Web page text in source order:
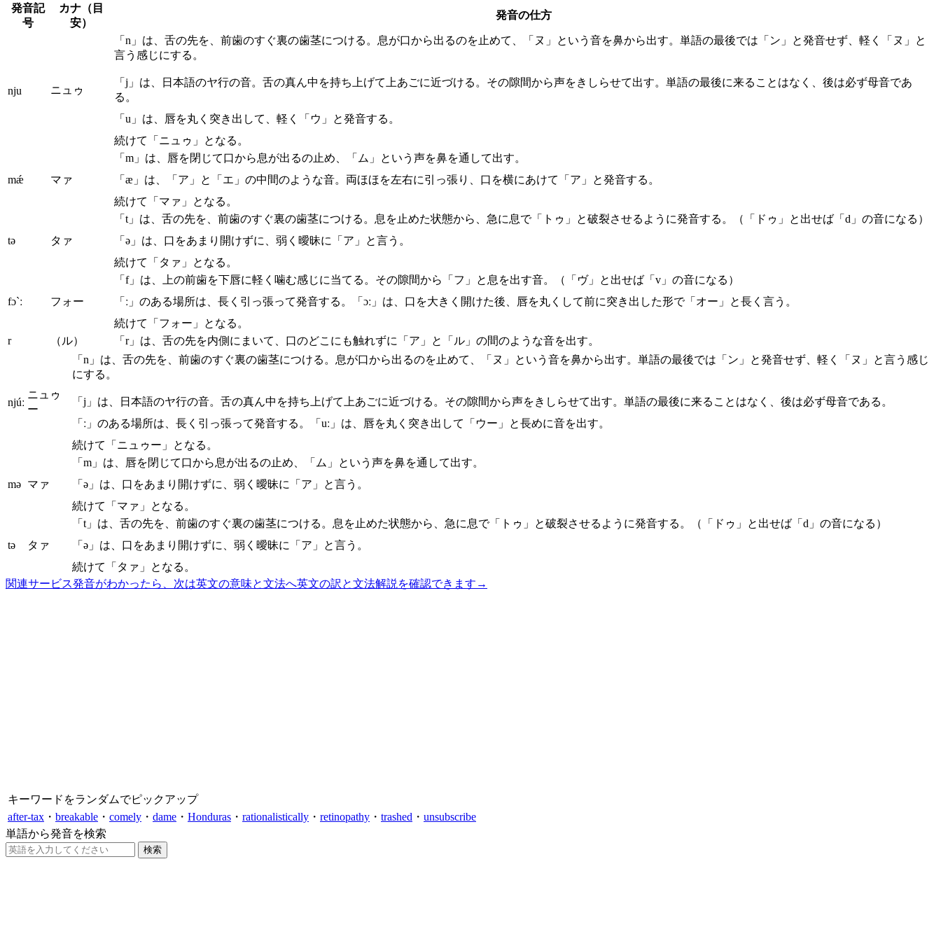
発音記
号
カナ（目
安）
発音の仕方
nju ニュゥ
「n」は、舌の先を、前歯のすぐ裏の歯茎につける。息が口から出るのを止めて、「ヌ」という音を鼻から出す。単語の最後では「ン」と発音せず、軽く「ヌ」と
言う感じにする。
「j」は、日本語のヤ行の音。舌の真ん中を持ち上げて上あごに近づける。その隙間から声をきしらせて出す。単語の最後に来ることはなく、後は必ず母音であ
る。
「u」は、唇を丸く突き出して、軽く「ウ」と発音する。
続けて「ニュゥ」となる。
mǽ マァ
「m」は、唇を閉じて口から息が出るの止め、「ム」という声を鼻を通して出す。
「æ」は、「ア」と「エ」の中間のような音。両ほほを左右に引っ張り、口を横にあけて「ア」と発音する。
続けて「マァ」となる。
tə タァ
「t」は、舌の先を、前歯のすぐ裏の歯茎につける。息を止めた状態から、急に息で「トゥ」と破裂させるように発音する。（「ドゥ」と出せば「d」の音になる）
「ə」は、口をあまり開けずに、弱く曖昧に「ア」と言う。
続けて「タァ」となる。
fɔ`ː フォー
「f」は、上の前歯を下唇に軽く噛む感じに当てる。その隙間から「フ」と息を出す音。（「ヴ」と出せば「v」の音になる）
「ː」のある場所は、長く引っ張って発音する。「ɔː」は、口を大きく開けた後、唇を丸くして前に突き出した形で「オー」と長く言う。
続けて「フォー」となる。
r
（ル） 「r」は、舌の先を内側にまいて、口のどこにも触れずに「ア」と「ル」の間のような音を出す。
njúː
ニュゥ
ー
「n」は、舌の先を、前歯のすぐ裏の歯茎につける。息が口から出るのを止めて、「ヌ」という音を鼻から出す。単語の最後では「ン」と発音せず、軽く「ヌ」と言う感じ
にする。
「j」は、日本語のヤ行の音。舌の真ん中を持ち上げて上あごに近づける。その隙間から声をきしらせて出す。単語の最後に来ることはなく、後は必ず母音である。
「ː」のある場所は、長く引っ張って発音する。「uː」は、唇を丸く突き出して「ウー」と長めに音を出す。
続けて「ニュゥー」となる。
mə マァ
「m」は、唇を閉じて口から息が出るの止め、「ム」という声を鼻を通して出す。
「ə」は、口をあまり開けずに、弱く曖昧に「ア」と言う。
続けて「マァ」となる。
tə タァ
「t」は、舌の先を、前歯のすぐ裏の歯茎につける。息を止めた状態から、急に息で「トゥ」と破裂させるように発音する。（「ドゥ」と出せば「d」の音になる）
「ə」は、口をあまり開けずに、弱く曖昧に「ア」と言う。
続けて「タァ」となる。
関連サービス発音がわかったら、次は英文の意味と文法へ英文の訳と文法解説を確認できます →
キーワードをランダムでピックアップ
after-tax ・ breakable ・ comely ・ dame ・ Honduras ・ rationalistically ・ retinopathy ・ trashed ・ unsubscribe
単語から発音を検索